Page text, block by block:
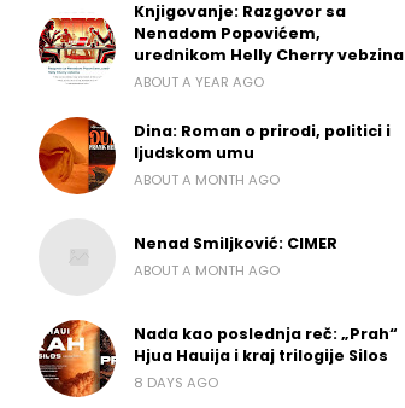
Knjigovanje: Razgovor sa
Nenadom Popovićem,
urednikom Helly Cherry vebzina
ABOUT A YEAR AGO
Dina: Roman o prirodi, politici i
ljudskom umu
ABOUT A MONTH AGO
Nenad Smiljković: CIMER
ABOUT A MONTH AGO
Nada kao poslednja reč: „Prah“
Hjua Hauija i kraj trilogije Silos
8 DAYS AGO